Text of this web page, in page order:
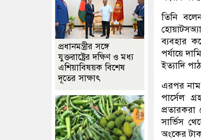
তিনি
ব্যবহার
পর্যায়ে
ইত্যাদি
এরপর নাম-
পার্সেল
সার্ভিস
অংকের
প্রধানমন্ত্রীর সঙ্গে
যুক্তরাষ্ট্রের দক্ষিণ ও মধ্য
এশিয়াবিষয়ক বিশেষ
দূতের সাক্ষাৎ